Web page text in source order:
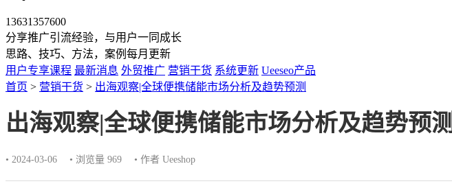
13631357600
分享推广引流经验，与用户一同成长
思路、技巧、方法，案例每月更新
用户专享课程 最新消息 外贸推广 营销干货 系统更新 Ueeseo产品
首页 > 营销干货 > 出海观察|全球便携储能市场分析及趋势预测
出海观察|全球便携储能市场分析及趋势预测
• 2024-03-06 • 浏览量 969 • 作者 Ueeshop